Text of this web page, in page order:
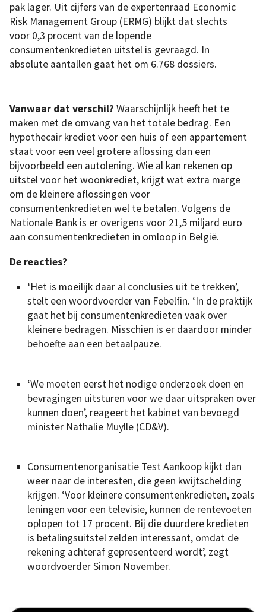
pak lager. Uit cijfers van de expertenraad Economic
Risk Management Group (ERMG) blijkt dat slechts
voor 0,3 procent van de lopende
consumentenkredieten uitstel is gevraagd. In
absolute aantallen gaat het om 6.768 dossiers.
Vanwaar dat verschil? Waarschijnlijk heeft het te
maken met de omvang van het totale bedrag. Een
hypothecair krediet voor een huis of een appartement
staat voor een veel grotere aflossing dan een
bijvoorbeeld een autolening. Wie al kan rekenen op
uitstel voor het woonkrediet, krijgt wat extra marge
om de kleinere aflossingen voor
consumentenkredieten wel te betalen. Volgens de
Nationale Bank is er overigens voor 21,5 miljard euro
aan consumentenkredieten in omloop in België.
De reacties?
‘Het is moeilijk daar al conclusies uit te trekken’,
stelt een woordvoerder van Febelfin. ‘In de praktijk
gaat het bij consumentenkredieten vaak over
kleinere bedragen. Misschien is er daardoor minder
behoefte aan een betaalpauze.
‘We moeten eerst het nodige onderzoek doen en
bevragingen uitsturen voor we daar uitspraken over
kunnen doen’, reageert het kabinet van bevoegd
minister Nathalie Muylle (CD&V).
Consumentenorganisatie Test Aankoop kijkt dan
weer naar de interesten, die geen kwijtschelding
krijgen. ‘Voor kleinere consumentenkredieten, zoals
leningen voor een televisie, kunnen de rentevoeten
oplopen tot 17 procent. Bij die duurdere kredieten
is betalingsuitstel zelden interessant, omdat de
rekening achteraf gepresenteerd wordt’, zegt
woordvoerder Simon November.